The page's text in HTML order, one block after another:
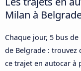
Milan à
Chaque jour, 5 bus
de Belgrade : trouvez
ce trajet en autocar à